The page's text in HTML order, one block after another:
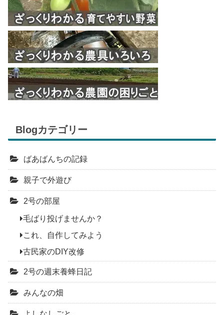
Blogカテゴリー
ばあばんちの記録
親子で外遊び
2号の部屋
毛ばり投げませんか？
これ、自作してみよう
古民家のDIY改修
2号の週末養蜂日記
みんなの畑